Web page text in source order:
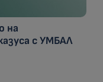
на
с УМБАЛ